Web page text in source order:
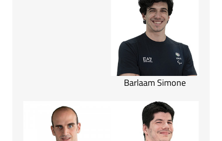
Barlaam Simone